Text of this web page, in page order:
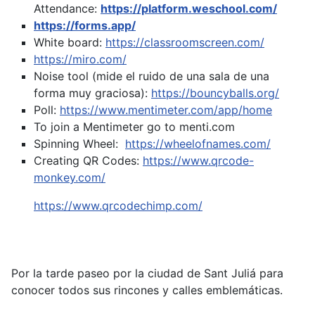
Attendance: https://platform.weschool.com/
https://forms.app/
White board: https://classroomscreen.com/
https://miro.com/
Noise tool (mide el ruido de una sala de una
forma muy graciosa): https://bouncyballs.org/
Poll: https://www.mentimeter.com/app/home
To join a Mentimeter go to menti.com
Spinning Wheel: https://wheelofnames.com/
Creating QR Codes: https://www.qrcode-
monkey.com/
https://www.qrcodechimp.com/
Por la tarde paseo por la ciudad de Sant Juliá para
conocer todos sus rincones y calles emblemáticas.